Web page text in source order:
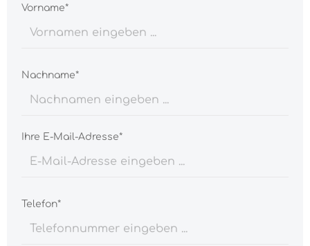
Vorname*
Nachname*
Ihre E-Mail-Adresse*
Telefon*